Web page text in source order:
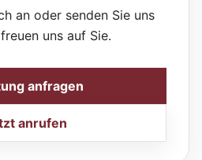
an oder senden Sie uns
uns auf Sie.
anfragen
anrufen